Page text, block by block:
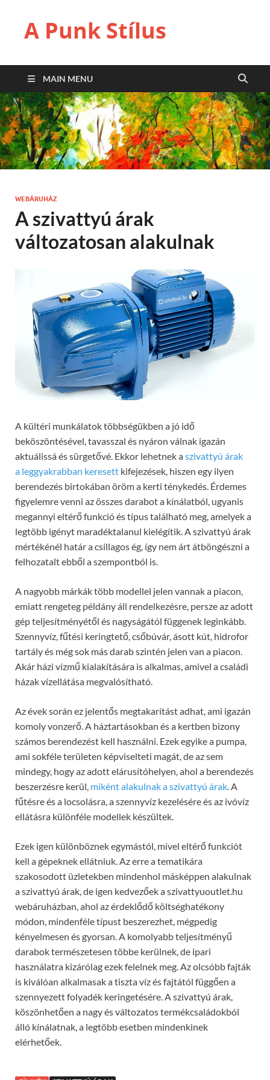
A Punk Stílus
MAIN MENU
WEBÁRUHÁZ
A szivattyú árak
változatosan alakulnak
A kültéri munkálatok többségükben a jó idő
beköszöntésével, tavasszal és nyáron válnak igazán
aktuálissá és sürgetővé. Ekkor lehetnek aszivattyú árak
a leggyakrabban keresett kifejezések, hiszen egy ilyen
berendezés birtokában öröm a kerti ténykedés. Érdemes
figyelemre venni az összes darabot a kínálatból, ugyanis
megannyi eltérő funkció és típus található meg, amelyek a
legtöbb igényt maradéktalanul kielégítik. A szivattyú árak
mértékénél határ a csillagos ég, így nem árt átböngészni a
felhozatalt ebből a szempontból is.
A nagyobb márkák több modellel jelen vannak a piacon,
emiatt rengeteg példány áll rendelkezésre, persze az adott
gép teljesítményétől és nagyságától függenek leginkább.
Szennyvíz, fűtési keringtető, csőbúvár, ásott kút, hidrofor
tartály és még sok más darab szintén jelen van a piacon.
Akár házi vízmű kialakítására is alkalmas, amivel a családi
házak vízellátása megvalósítható.
Az évek során ez jelentős megtakarítást adhat, ami igazán
komoly vonzerő. A háztartásokban és a kertben bizony
számos berendezést kell használni. Ezek egyike a pumpa,
ami sokféle területen képviselteti magát, de az sem
mindegy, hogy az adott elárusítóhelyen, ahol a berendezés
beszerzésre kerül, miként alakulnak a szivattyú árak . A
fűtésre és a locsolásra, a szennyvíz kezelésére és az ivóvíz
ellátásra különféle modellek készültek.
Ezek igen különböznek egymástól, mivel eltérő funkciót
kell a gépeknek ellátniuk. Az erre a tematikára
szakosodott üzletekben mindenhol másképpen alakulnak
a szivattyú árak, de igen kedvezőek a szivattyuoutlet.hu
webáruházban, ahol az érdeklődő költséghatékony
módon, mindenféle típust beszerezhet, mégpedig
kényelmesen és gyorsan. A komolyabb teljesítményű
darabok természetesen többe kerülnek, de ipari
használatra kizárólag ezek felelnek meg. Az olcsóbb fajták
is kiválóan alkalmasak a tiszta víz és fajtától függően a
szennyezett folyadék keringetésére. A szivattyú árak,
köszönhetően a nagy és változatos termékcsaládokból
álló kínálatnak, a legtöbb esetben mindenkinek
elérhetőek.